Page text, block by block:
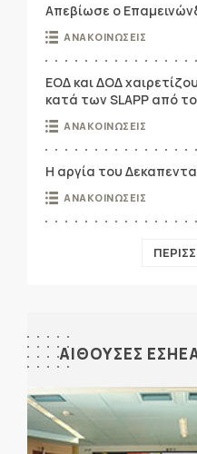
Απεβίωσε ο
ΑΝΑΚΟΙΝΩΣΕΙΣ
ΕΟΔ και ΔΟΔ
κατά των SLAPP από
ΑΝΑΚΟΙΝΩΣΕΙΣ
Η αργία του
ΑΝΑΚΟΙΝΩΣΕΙΣ
ΑΙΘΟΥΣΕΣ